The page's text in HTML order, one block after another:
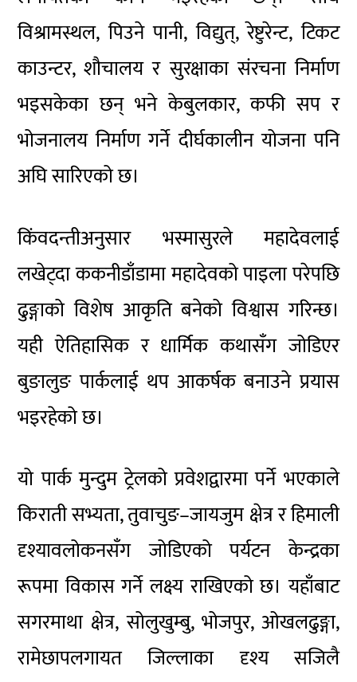
विश्रामस्थल, पिउने पानी, विद्युत्, रेष्टुरेन्ट, टिकट
काउन्टर, शौचालय र सुरक्षाका संरचना निर्माण
भइसकेका छन् भने केबुलकार, कफी सप र
भोजनालय निर्माण गर्ने दीर्घकालीन योजना पनि
अघि सारिएको छ।
किंवदन्तीअनुसार भस्मासुरले महादेवलाई
लखेट्दा ककनीडाँडामा महादेवको पाइला परेपछि
ढुङ्गाको विशेष आकृति बनेको विश्वास गरिन्छ।
यही ऐतिहासिक र धार्मिक कथासँग जोडिएर
बुङालुङ पार्कलाई थप आकर्षक बनाउने प्रयास
भइरहेको छ।
यो पार्क मुन्दुम ट्रेलको प्रवेशद्वारमा पर्ने भएकाले
किराती सभ्यता, तुवाचुङ–जायजुम क्षेत्र र हिमाली
दृश्यावलोकनसँग जोडिएको पर्यटन केन्द्रका
रूपमा विकास गर्ने लक्ष्य राखिएको छ। यहाँबाट
सगरमाथा क्षेत्र, सोलुखुम्बु, भोजपुर, ओखलढुङ्गा,
रामेछापलगायत जिल्लाका दृश्य सजिलै